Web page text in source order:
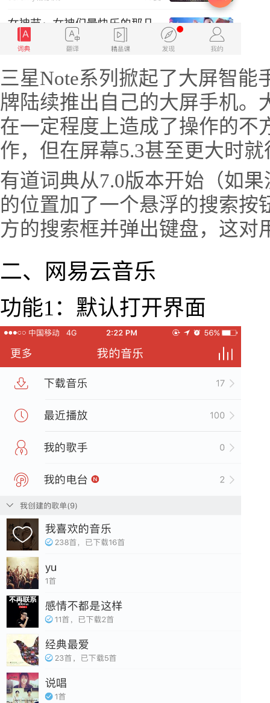
三星Note系列掀起了大屏智
牌陆续推出自己的大屏手机。
在一定程度上造成了操作的不
作，但在屏幕5.3甚至更大时
有道词典从7.0版本开始（如
的位置加了一个悬浮的搜索按
方的搜索框并弹出键盘，这对
二、网易云音乐
功能1：默认打开界面